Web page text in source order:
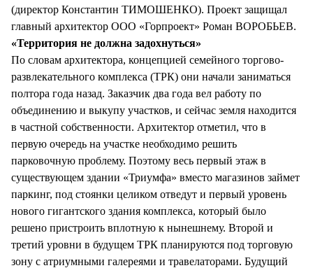
(директор Константин ТИМОШЕНКО). Проект защищал
главный архитектор ООО «Горпроект» Роман ВОРОБЬЕВ.
«Территория не должна задохнуться»
По словам архитектора, концепцией семейного торгово-
развлекательного комплекса (ТРК) они начали заниматься
полтора года назад. Заказчик два года вел работу по
объединению и выкупу участков, и сейчас земля находится
в частной собственности. Архитектор отметил, что в
первую очередь на участке необходимо решить
парковочную проблему. Поэтому весь первый этаж в
существующем здании «Триумфа» вместо магазинов займет
паркинг, под стоянки целиком отведут и первый уровень
нового гигантского здания комплекса, который было
решено пристроить вплотную к нынешнему. Второй и
третий уровни в будущем ТРК планируются под торговую
зону с атриумными галереями и травелаторами. Будущий